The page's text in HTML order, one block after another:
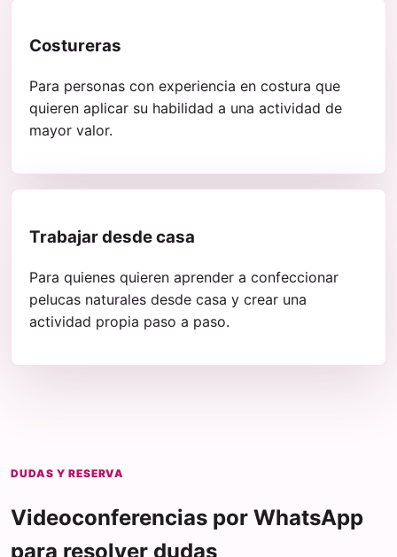
Costureras
Para personas con experiencia en costura que
quieren aplicar su habilidad a una actividad de
mayor valor.
Trabajar desde casa
Para quienes quieren aprender a confeccionar
pelucas naturales desde casa y crear una
actividad propia paso a paso.
DUDAS Y RESERVA
Videoconferencias por WhatsApp
para resolver dudas